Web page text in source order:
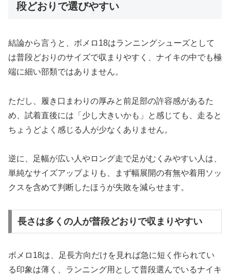
段どおりで選びやすい
結論から言うと、ボメロ18はランニングシューズとして
は普段どおりのサイズで収まりやすく、ナイキの中でも極
端に細い部類ではありません。
ただし、履き口まわりの厚みと前足部の許容感があるた
め、試着直後には「少し大きいかも」と感じても、走ると
ちょうどよく感じる人が少なくありません。
逆に、足幅が広い人やロング走で足がむくみやすい人は、
単純なサイズアップよりも、まず幅展開の有無や着用ソッ
クスを含めて判断したほうが失敗を減らせます。
長さは多くの人が普段どおりで収まりやすい
ボメロ18は、足長方向だけを見れば急に短く作られてい
る印象は薄く、ランニング用として普段選んでいるナイキ